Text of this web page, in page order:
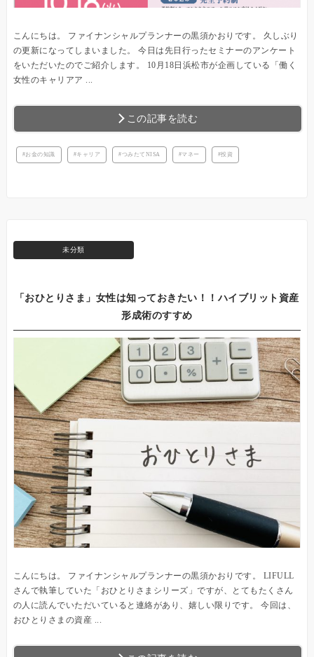
こんにちは。 ファイナンシャルプランナーの黒須かおりです。 久しぶり
の更新になってしまいました。 今日は先日行ったセミナーのアンケート
をいただいたのでご紹介します。 10月18日浜松市が企画している「働く
女性のキャリアア ...
この記事を読む
お金の知識 キャリア つみたてNISA マネー 投資
未分類
「おひとりさま」女性は知っておきたい！！ハイブリット資産
形成術のすすめ
こんにちは。 ファイナンシャルプランナーの黒須かおりです。 LIFULL
さんで執筆していた「おひとりさまシリーズ」ですが、とてもたくさん
の人に読んでいただいていると連絡があり、嬉しい限りです。 今回は、
おひとりさまの資産 ...